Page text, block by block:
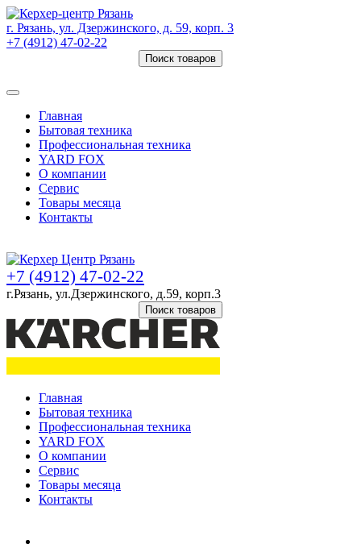
г. Рязань, ул. Дзержинского, д. 59, корп. 3
+7 (4912) 47-02-22
Поиск товаров
Главная
Бытовая техника
Профессиональная техника
YARD FOX
О компании
Сервис
Товары месяца
Контакты
+7 (4912) 47-02-22
г.Рязань, ул.Дзержинского, д.59, корп.3
Поиск товаров
Главная
Бытовая техника
Профессиональная техника
YARD FOX
О компании
Сервис
Товары месяца
Контакты